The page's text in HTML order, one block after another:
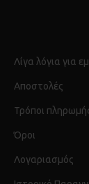
Λίγα λόγια για
Αποστολές
Τρόποι
Όροι
Λογαριασμός